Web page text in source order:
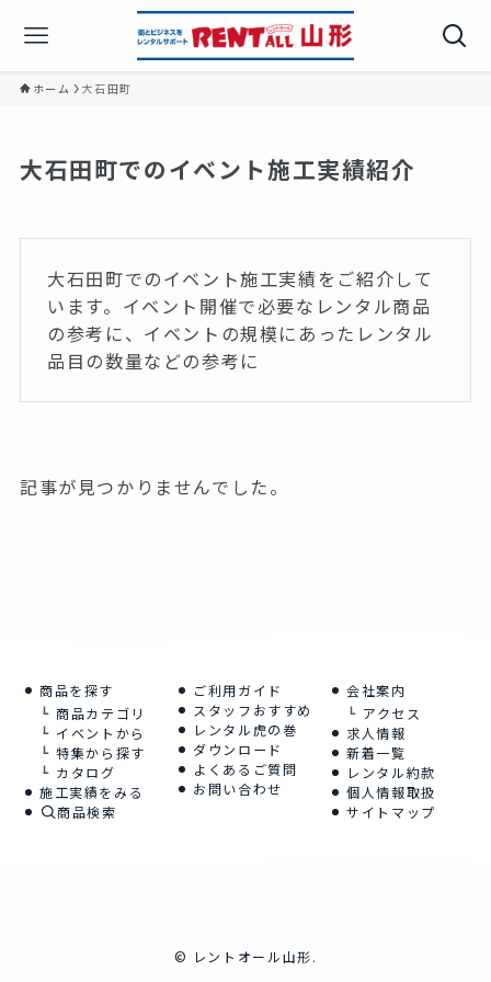
ホーム 大石田町
大石田町でのイベント施工実績紹介
大石田町でのイベント施工実績をご紹介して
います。イベント開催で必要なレンタル商品
の参考に、イベントの規模にあったレンタル
品目の数量などの参考に
記事が見つかりませんでした。
商品を探す
商品カテゴリ
イベントから
特集から探す
カタログ
施工実績をみる
商品検索
ご利用ガイド
スタッフおすすめ
レンタル虎の巻
ダウンロード
よくあるご質問
お問い合わせ
会社案内
アクセス
求人情報
新着一覧
レンタル約款
個人情報取扱
サイトマップ
© レントオール山形.